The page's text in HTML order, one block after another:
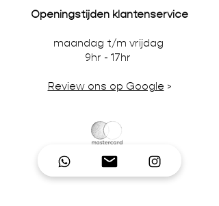
Openingstijden klantenservice
maandag t/m vrijdag
9hr - 17hr
Review ons op Google >